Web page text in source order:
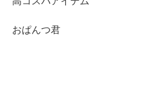
おぱんつ君